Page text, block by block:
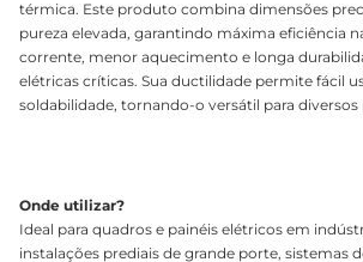
térmica. Este produto combina dimensões
pureza elevada, garantindo máxima eficiência
corrente, menor aquecimento e longa
elétricas críticas. Sua ductilidade permite fácil
soldabilidade, tornando-o versátil para diversos
Onde utilizar?
Ideal para quadros e painéis elétricos em
instalações prediais de grande porte, sistemas